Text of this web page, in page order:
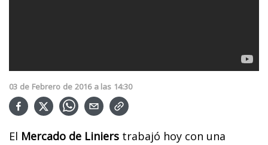
03 de Febrero de 2016 a las 14:30
El Mercado de Liniers trabajó hoy con una